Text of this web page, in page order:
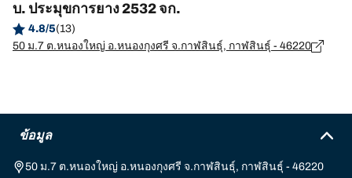
บ. ประมุขการยาง 2532 จก.
4.8/5(13)
50 ม.7 ต.หนองใหญ่ อ.หนองกุงศรี จ.กาฬสินธุ์, กาฬสินธุ์ - 46220
ข้อมูล
50 ม.7 ต.หนองใหญ่ อ.หนองกุงศรี จ.กาฬสินธุ์, กาฬสินธุ์ - 46220